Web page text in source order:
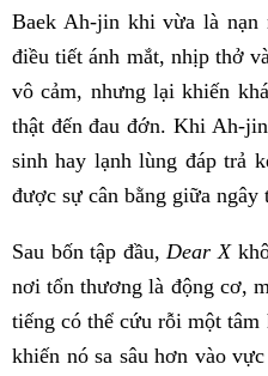
Baek Ah-jin khi vừa là nạn
điều tiết ánh mắt, nhịp thở
vô cảm, nhưng lại khiến
thật đến đau đớn. Khi Ah-
sinh hay lạnh lùng đáp trả
được sự cân bằng giữa ngây
Sau bốn tập đầu, Dear X
nơi tổn thương là động cơ,
tiếng có thể cứu rỗi một
khiến nó sa sâu hơn vào